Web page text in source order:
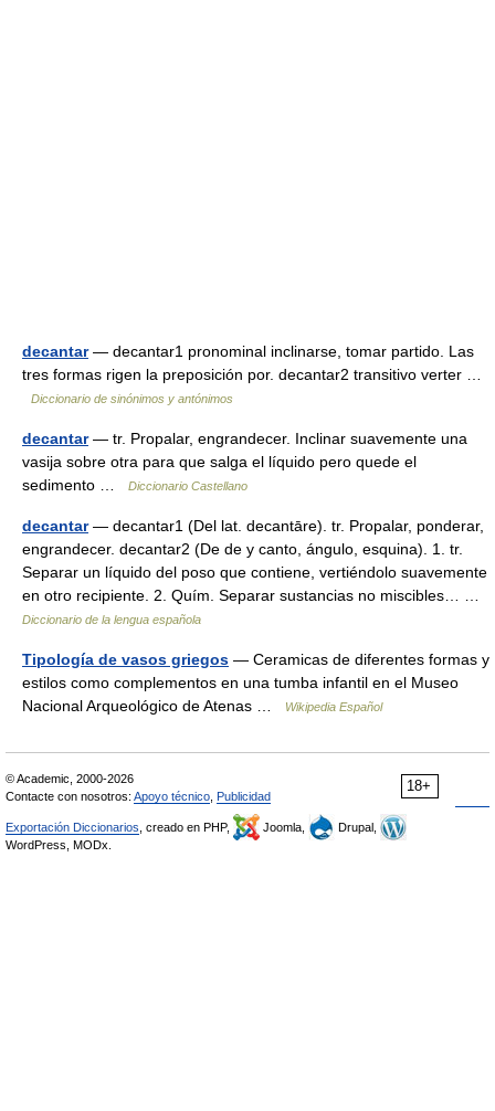
decantar— decantar1 pronominal inclinarse, tomar partido. Las
tres formas rigen la preposición por. decantar2 transitivo verter …
Diccionario de sinónimos y antónimos
decantar— tr. Propalar, engrandecer. Inclinar suavemente una
vasija sobre otra para que salga el líquido pero quede el
sedimento …
Diccionario Castellano
decantar— decantar1 (Del lat. decantāre). tr. Propalar, ponderar,
engrandecer. decantar2 (De de y canto, ángulo, esquina). 1. tr.
Separar un líquido del poso que contiene, vertiéndolo suavemente
en otro recipiente. 2. Quím. Separar sustancias no miscibles… …
Diccionario de la lengua española
Tipología de vasos griegos — Ceramicas de diferentes formas y
estilos como complementos en una tumba infantil en el Museo
Nacional Arqueológico de Atenas …
Wikipedia Español
18+
© Academic, 2000-2026
Contacte con nosotros: Apoyo técnico Publicidad
Exportación Diccionarios , creado en PHP, Joomla,
Drupal,
WordPress, MODx.